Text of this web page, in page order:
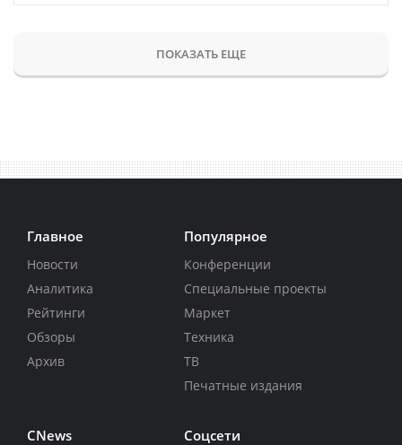
ПОКАЗАТЬ ЕЩЕ
Главное
Новости
Аналитика
Рейтинги
Обзоры
Архив
Популярное
Конференции
Специальные проекты
Маркет
Техника
ТВ
Печатные издания
CNews Соцсети